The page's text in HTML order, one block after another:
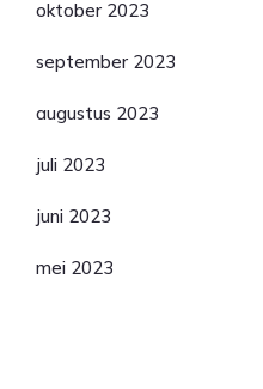
oktober 2023
september 2023
augustus 2023
juli 2023
juni 2023
mei 2023